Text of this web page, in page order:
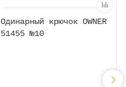
Одинарный крючок OWNER
51455 №10